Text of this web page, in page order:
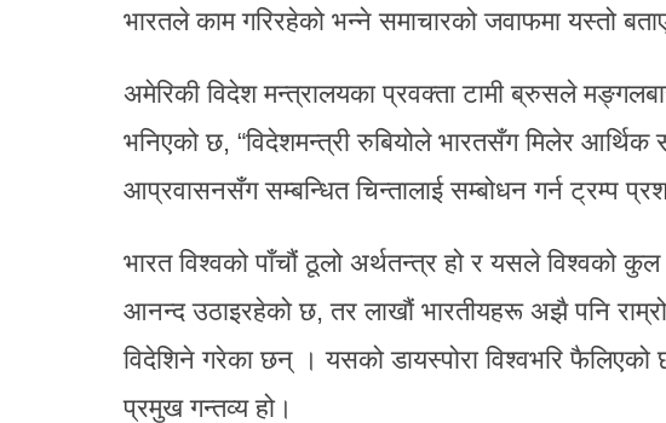
भारतले काम गरिरहेको भन्ने समाचारको जवाफमा यस्तो
अमेरिकी विदेश मन्त्रालयका प्रवक्ता टामी ब्रुसले
भनिएको छ, “विदेशमन्त्री रुबियोले भारतसँग मिलेर
आप्रवासनसँग सम्बन्धित चिन्तालाई सम्बोधन गर्न ट्रम्प
भारत विश्वको पाँचौं ठूलो अर्थतन्त्र हो र यसले विश्वको कुल
आनन्द उठाइरहेको छ, तर लाखौं भारतीयहरू अझै पनि
विदेशिने गरेका छन् । यसको डायस्पोरा विश्वभरि
प्रमुख गन्तव्य हो।